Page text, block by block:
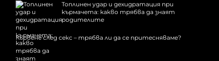
Топлинен удар и дехидратация при
кърмачета: какво трябва да знаят
родителите
Кървене след секс – трябва ли да се притесняваме?